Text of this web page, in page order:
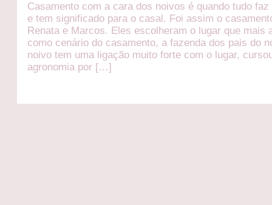
Casamento com a cara dos noivos é quando tudo faz
e tem significado para o casal. Foi assim o
Renata e Marcos. Eles escolheram o lugar que mais
como cenário do casamento, a fazenda dos pais do
noivo tem uma ligação muito forte com o lugar,
agronomia por […]